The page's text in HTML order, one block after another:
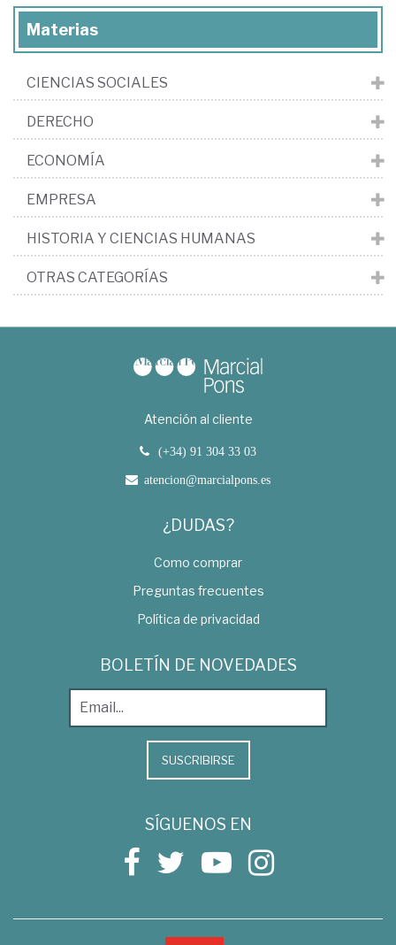
Materias
CIENCIAS SOCIALES
DERECHO
ECONOMÍA
EMPRESA
HISTORIA Y CIENCIAS HUMANAS
OTRAS CATEGORÍAS
Atención al cliente
(+34) 91 304 33 03
atencion@marcialpons.es
¿DUDAS?
Como comprar
Preguntas frecuentes
Política de privacidad
BOLETÍN DE NOVEDADES
SUSCRIBIRSE
SÍGUENOS EN